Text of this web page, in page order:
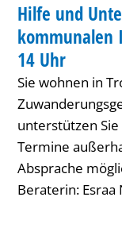
und
Unterstützung
im
Rahmen
des
kommunalen
KATEGORIE:
Hilfe und
kommunalen
14 Uhr
Sie wohnen in
unterstützen
Termine
Absprache
Beraterin: Esraa